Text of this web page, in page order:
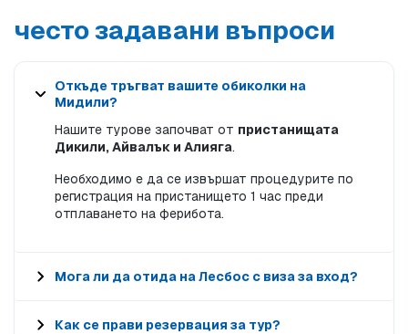
често задавани въпроси
Откъде тръгват вашите обиколки на
Мидили?
Нашите турове започват от пристанищата
Дикили, Айвалък и Алияга.
Необходимо е да се извършат процедурите по
регистрация на пристанището 1 час преди
отплаването на ферибота.
Мога ли да отида на Лесбос с виза за вход?
Как се прави резервация за тур?